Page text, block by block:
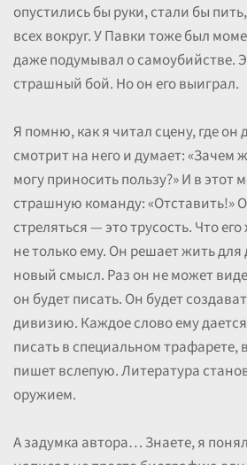
опустились бы руки, стали бы
всех вокруг. У Павки тоже был
даже подумывал о самоубийстве.
страшный бой. Но он его выиграл.
Я помню, как я читал сцену, где он
смотрит на него и думает: «Зачем
могу приносить пользу?» И в этот
страшную команду: «Отставить!»
стреляться — это трусость. Что
не только ему. Он решает жить
новый смысл. Раз он не может
он будет писать. Он будет
дивизию. Каждое слово ему
писать в специальном трафарете,
пишет вслепую. Литература
оружием.
А задумка автора… Знаете, я